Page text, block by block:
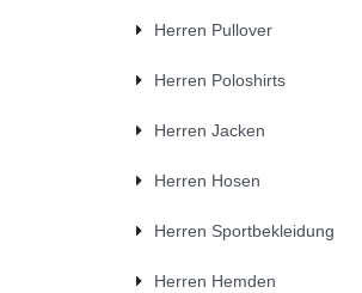
Herren Pullover
Herren Poloshirts
Herren Jacken
Herren Hosen
Herren Sportbekleidung
Herren Hemden